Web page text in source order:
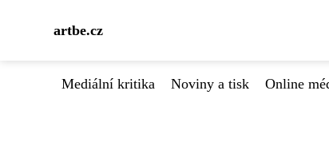
artbe.cz
Mediální kritika Noviny a tisk Online